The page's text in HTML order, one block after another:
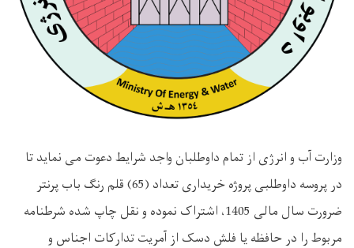
وزارت آب و انرژی از تمام داوطلبان واجد شرایط دعوت می نماید تا
در پروسه داوطلبی
پروژه خریداری تعداد (65) قلم رنگ باب پرنتر
ضرورت سال مالی 1405، اشتراک نموده و نقل چاپ شده شرطنامه
مربوط را در حافظه یا فلش دسک از آمریت تدارکات اجناس و